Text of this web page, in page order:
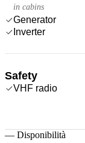
in cabins
Generator
Inverter
Safety
VHF radio
— Disponibilità